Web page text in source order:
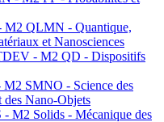
QLMN - Quantique,
et Nanosciences
- M2 QD - Dispositifs
SMNO - Science des
des Nano-Objets
M2 Solids - Mécanique des